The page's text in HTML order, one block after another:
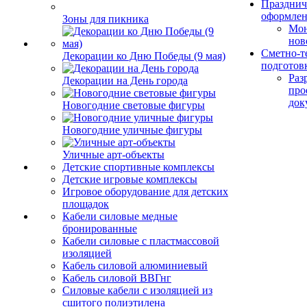
Зоны для пикника
Декорации ко Дню Победы (9 мая)
Декорации на День города
Новогодние световые фигуры
Новогодние уличные фигуры
Уличные арт-объекты
Детские спортивные комплексы
Детские игровые комплексы
Игровое оборудование для детских
площадок
Кабели силовые медные
бронированные
Кабели силовые с пластмассовой
изоляцией
Кабель силовой алюминиевый
Кабель силовой ВВГнг
Силовые кабели с изоляцией из
сшитого полиэтилена
Сметно-